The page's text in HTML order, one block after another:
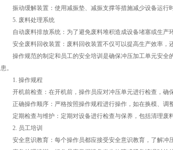
振动缓解装置：使用减振垫、减振支撑等措施减少设备运行时
5. 废料处理系统
自动废料排放系统：为了避免废料堆积造成设备堵塞或生产
安全废料回收装置：废料回收装置不仅可以提高生产效率，
操作规范的制定和员工的安全培训是确保冲压加工单元安全
患。
1. 操作规程
开机前检查：在开机前，操作员应对冲压单元进行检查，确
正确操作顺序：严格按照操作规程进行操作，如在换模、调
定期检查与维护：定期对设备进行检查与保养，包括清理废
2. 员工培训
安全意识教育：每个操作员都应接受安全意识教育，了解冲